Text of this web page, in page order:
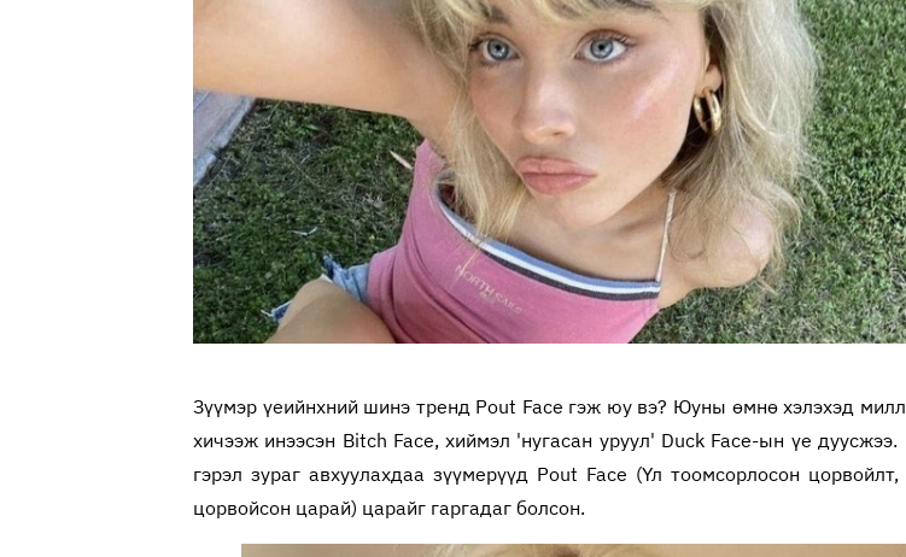
Зүүмэр үеийнхний шинэ тренд Pout Face гэж юу вэ? Юуны өмнө хэлэхэд
хичээж инээсэн Bitch Face, хиймэл 'нугасан уруул' Duck Face-ын үе
гэрэл зураг авхуулахдаа зүүмерүүд Pout Face (Үл тоомсорлосон
цорвойсон царай) царайг гаргадаг болсон.